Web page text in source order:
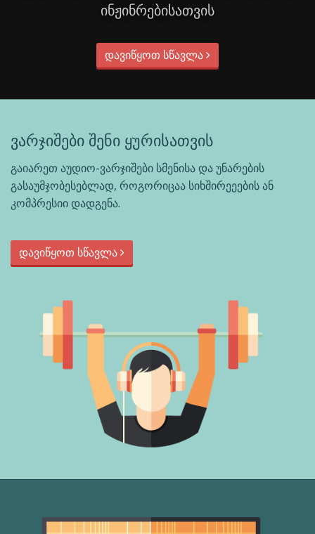
ინჟინრებისათვის
დავიწყოთ სწავლა
ვარჯიშები შენი ყურისათვის
გაიარეთ აუდიო-ვარჯიშები სმენისა და უნარების
გასაუმჯობესებლად, როგორიცაა სიხშირეეების ან
კომპრესიი დადგენა.
დავიწყოთ სწავლა